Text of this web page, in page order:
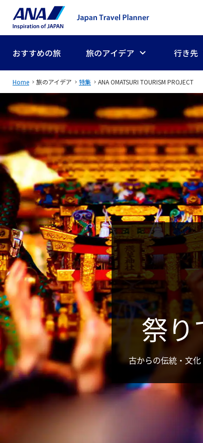
おすすめの旅 旅のアイデア 行き先
Home 旅のアイデア 特集 ANA OMATSURI TOURISM PROJECT
祭り
古からの伝統・文